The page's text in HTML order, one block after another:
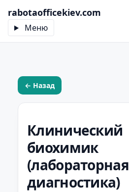
rabotaofficekiev.com
Меню
← Назад
Клинический
биохимик
(лабораторная
диагностика)